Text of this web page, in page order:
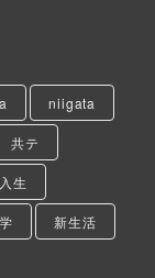
niigata
共テ
生
新生活